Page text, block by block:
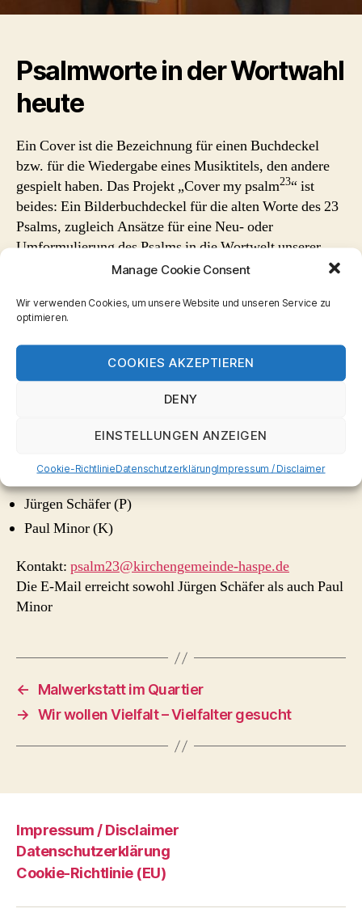
Manage Cookie Consent
Wir verwenden Cookies, um unsere Website und unseren Service zu
optimieren.
COOKIES AKZEPTIEREN
DENY
EINSTELLUNGEN ANZEIGEN
Cookie-RichtlinieDatenschutzerklärungImpressum / Disclaimer
Psalmworte in der Wortwahl
heute
Ein Cover ist die Bezeichnung für einen Buchdeckel
bzw. für die Wiedergabe eines Musiktitels, den andere
gespielt haben. Das Projekt „Cover my psalm23“ ist
beides: Ein Bilderbuchdeckel für die alten Worte des 23
Psalms, zugleich Ansätze für eine Neu- oder
Umformulierung des Psalms in die Wortwelt unserer
und Konfirmanden unter Anleitung des Künstlers Paul
Minor gemalt worden und bildet die Kulisse für das
Vorhaben, die Verse des 23. Psalms in Bilder umsetzen,
die im Stadtteil fotografiert wurden.
Die Präsentation fand am 10.Mai 2015 ihn der Evang.
Kirche Haspe in Hagen.
Die am Projekt beteiligten Personen:
Jürgen Schäfer (P)
Paul Minor (K)
Kontakt: psalm23@kirchengemeinde-haspe.de
Die E-Mail erreicht sowohl Jürgen Schäfer als auch Paul
Minor
←
Malwerkstatt im Quartier
→ Wir wollen Vielfalt – Vielfalter gesucht
Impressum / Disclaimer
Datenschutzerklärung
Cookie-Richtlinie (EU)